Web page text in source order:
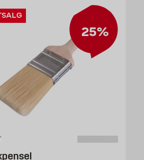
25%